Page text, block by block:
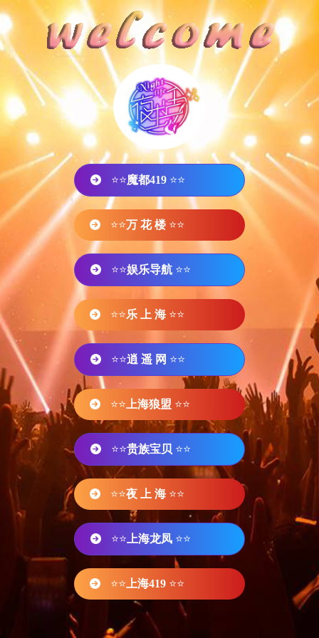
⭐⭐魔都419 ⭐⭐
⭐⭐万 花 楼 ⭐⭐
⭐⭐娱乐导航 ⭐⭐
⭐⭐乐 上 海 ⭐⭐
⭐⭐逍 遥 网 ⭐⭐
⭐⭐ 上海狼盟 ⭐⭐
⭐⭐贵族宝贝 ⭐⭐
⭐⭐夜 上 海 ⭐⭐
⭐⭐ 上海龙凤 ⭐⭐
⭐⭐ 上海419 ⭐⭐